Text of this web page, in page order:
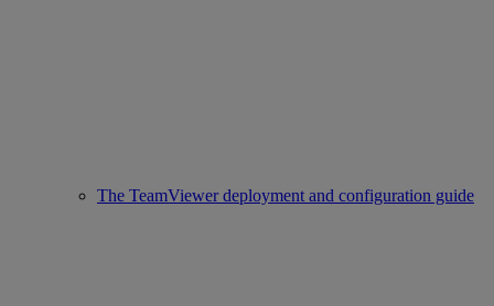
The TeamViewer deployment and configuration guide